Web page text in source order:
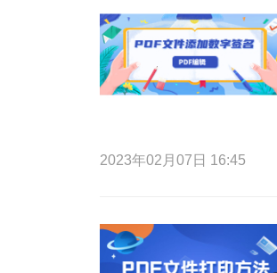
2023年02月07日 16:45